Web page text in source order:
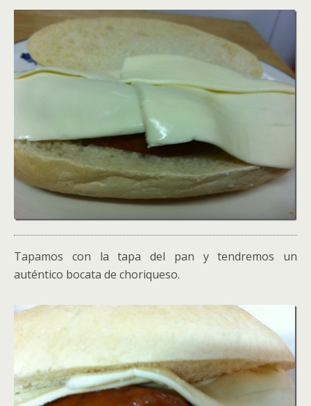
Tapamos con la tapa del pan y tendremos un
auténtico bocata de choriqueso.